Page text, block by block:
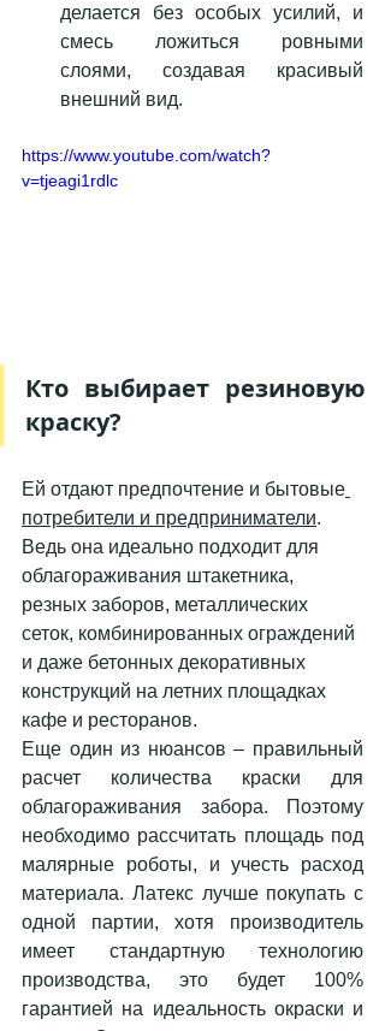
делается без особых усилий, и
смесь ложиться ровными
слоями, создавая красивый
внешний вид.
https://www.youtube.com/watch?
v=tjeagi1rdlc
Кто выбирает резиновую
краску?
Ей отдают предпочтение и бытовые
потребители и предприниматели.
Ведь она идеально подходит для
облагораживания штакетника,
резных заборов, металлических
сеток, комбинированных ограждений
и даже бетонных декоративных
конструкций на летних площадках
кафе и ресторанов.
Еще один из нюансов – правильный
расчет количества краски для
облагораживания забора. Поэтому
необходимо рассчитать площадь под
малярные роботы, и учесть расход
материала. Латекс лучше покупать с
одной партии, хотя производитель
имеет стандартную технологию
производства, это будет 100%
гарантией на идеальность окраски и